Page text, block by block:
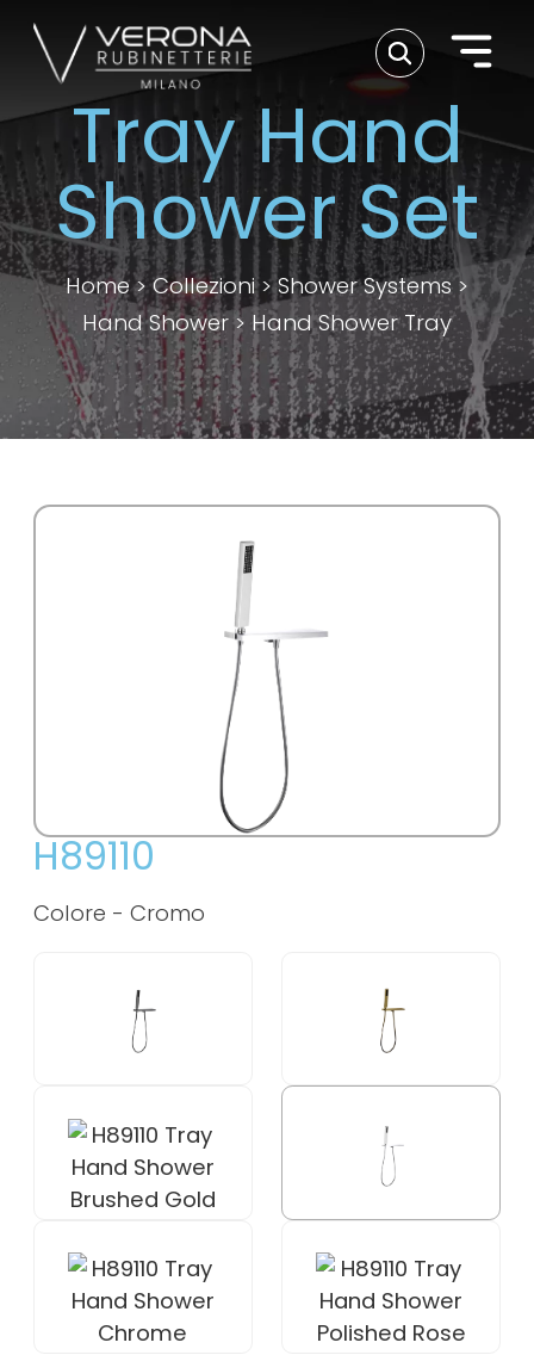
Tray Hand
Shower Set
Home>Collezioni>Shower Systems>
Hand Shower> Hand Shower Tray
H89110
Colore - Cromo